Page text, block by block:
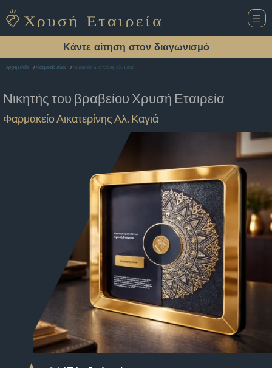
Κάντε αίτηση στον διαγωνισμό
Αρχική Σελίδα Φαρμακείο Βόλος Φαρμακείο Αικατερίνης Αλ. Καγιά
Νικητής του βραβείου Χρυσή Εταιρεία
Φαρμακείο Αικατερίνης Αλ. Καγιά